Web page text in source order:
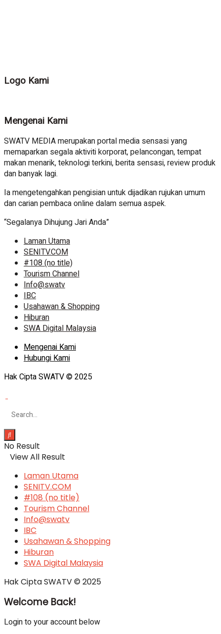
Logo Kami
Mengenai Kami
SWATV MEDIA merupakan portal media sensasi yang
memaparkan segala aktiviti korporat, pelancongan, tempat
makan menarik, teknologi terkini, berita sensasi, review produk
dan banyak lagi.
Ia mengetengahkan pengisian untuk dijadikan rujukan umum
dan carian pembaca online dalam semua aspek.
“Segalanya Dihujung Jari Anda”
Laman Utama
SENITV.COM
#108 (no title)
Tourism Channel
Info@swatv
IBC
Usahawan & Shopping
Hiburan
SWA Digital Malaysia
Mengenai Kami
Hubungi Kami
Hak Cipta SWATV © 2025
No Result
View All Result
Laman Utama
SENITV.COM
#108 (no title)
Tourism Channel
Info@swatv
IBC
Usahawan & Shopping
Hiburan
SWA Digital Malaysia
Hak Cipta SWATV © 2025
Welcome Back!
Login to your account below